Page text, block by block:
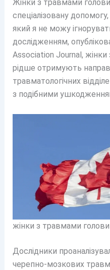
Жінки з травмами
спеціалізовану
який я не можу
дослідженням,
Association Journal,
рідше отримують
травматологічних
з подібними
жінки з травмами голови
Дослідники
черепно-мозкових